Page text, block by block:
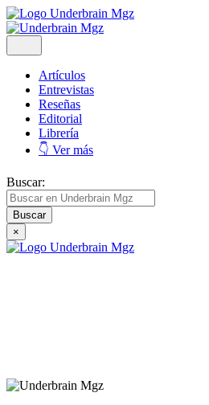
Artículos
Entrevistas
Reseñas
Editorial
Librería
👇 Ver más
Buscar:
×